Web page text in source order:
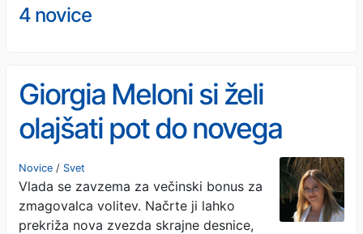
4 novice
Giorgia Meloni si želi
olajšati pot do novega
mandata
Novice / Svet
Vlada se zavzema za večinski bonus za
zmagovalca volitev. Načrte ji lahko
prekriža nova zvezda skrajne desnice,